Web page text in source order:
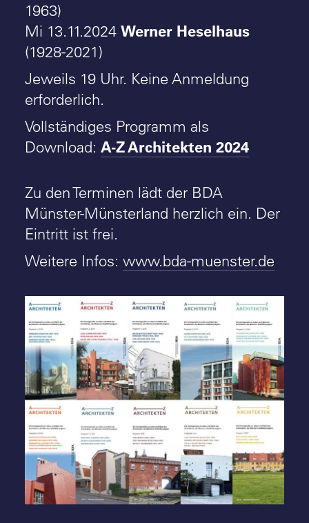
1963)
Mi 13.11.2024 Werner Heselhaus
(1928-2021)
Jeweils 19 Uhr. Keine Anmeldung
erforderlich.
Vollständiges Programm als
Download: A-Z Architekten 2024
Zu den Terminen lädt der BDA
Münster-Münsterland herzlich ein. Der
Eintritt ist frei.
Weitere Infos: www.bda-muenster.de